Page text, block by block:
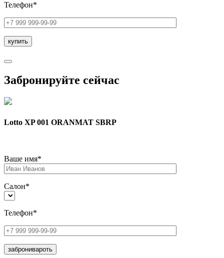
Телефон*
Забронируйте сейчас
Lotto XP 001 ORANMAT SBRP
Ваше имя*
Салон*
Телефон*